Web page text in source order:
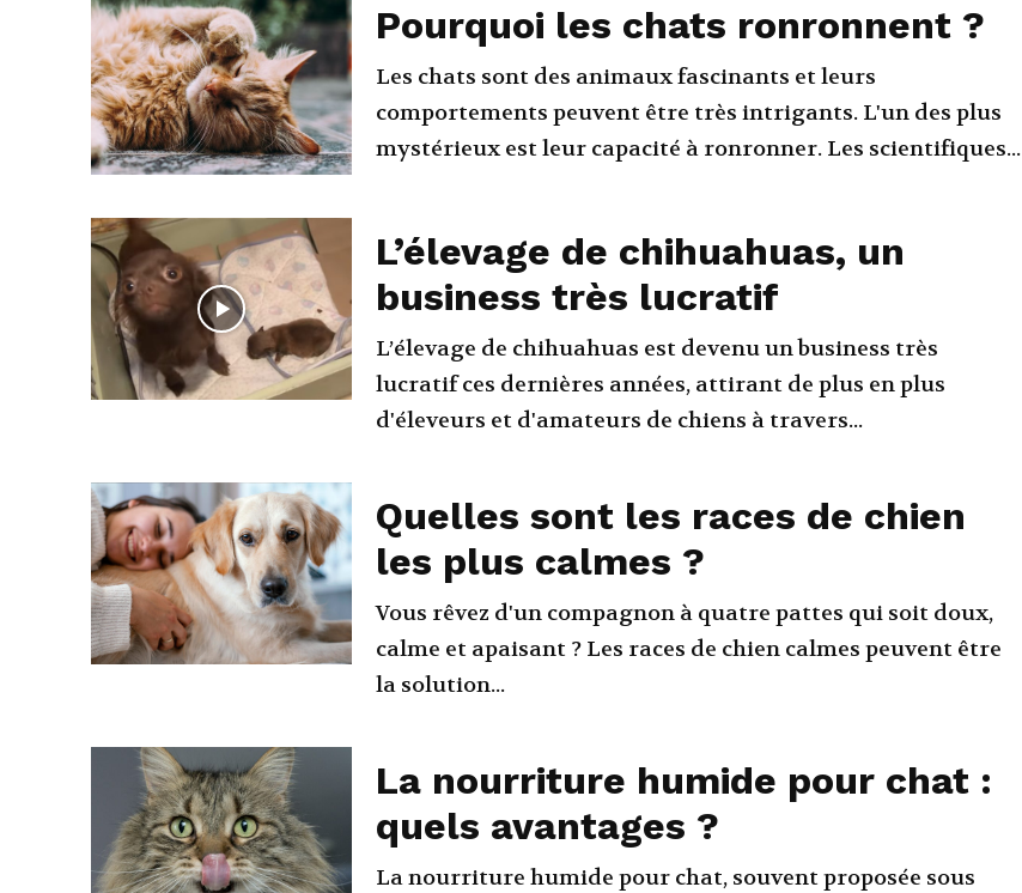
Pourquoi les chats ronronnent ?
Les chats sont des animaux fascinants et leurs
comportements peuvent être très intrigants. L'un des plus
mystérieux est leur capacité à ronronner. Les scientifiques...
L’élevage de chihuahuas, un
business très lucratif
L’élevage de chihuahuas est devenu un business très
lucratif ces dernières années, attirant de plus en plus
d'éleveurs et d'amateurs de chiens à travers...
Quelles sont les races de chien
les plus calmes ?
Vous rêvez d'un compagnon à quatre pattes qui soit doux,
calme et apaisant ? Les races de chien calmes peuvent être
la solution...
La nourriture humide pour chat :
quels avantages ?
La nourriture humide pour chat, souvent proposée sous